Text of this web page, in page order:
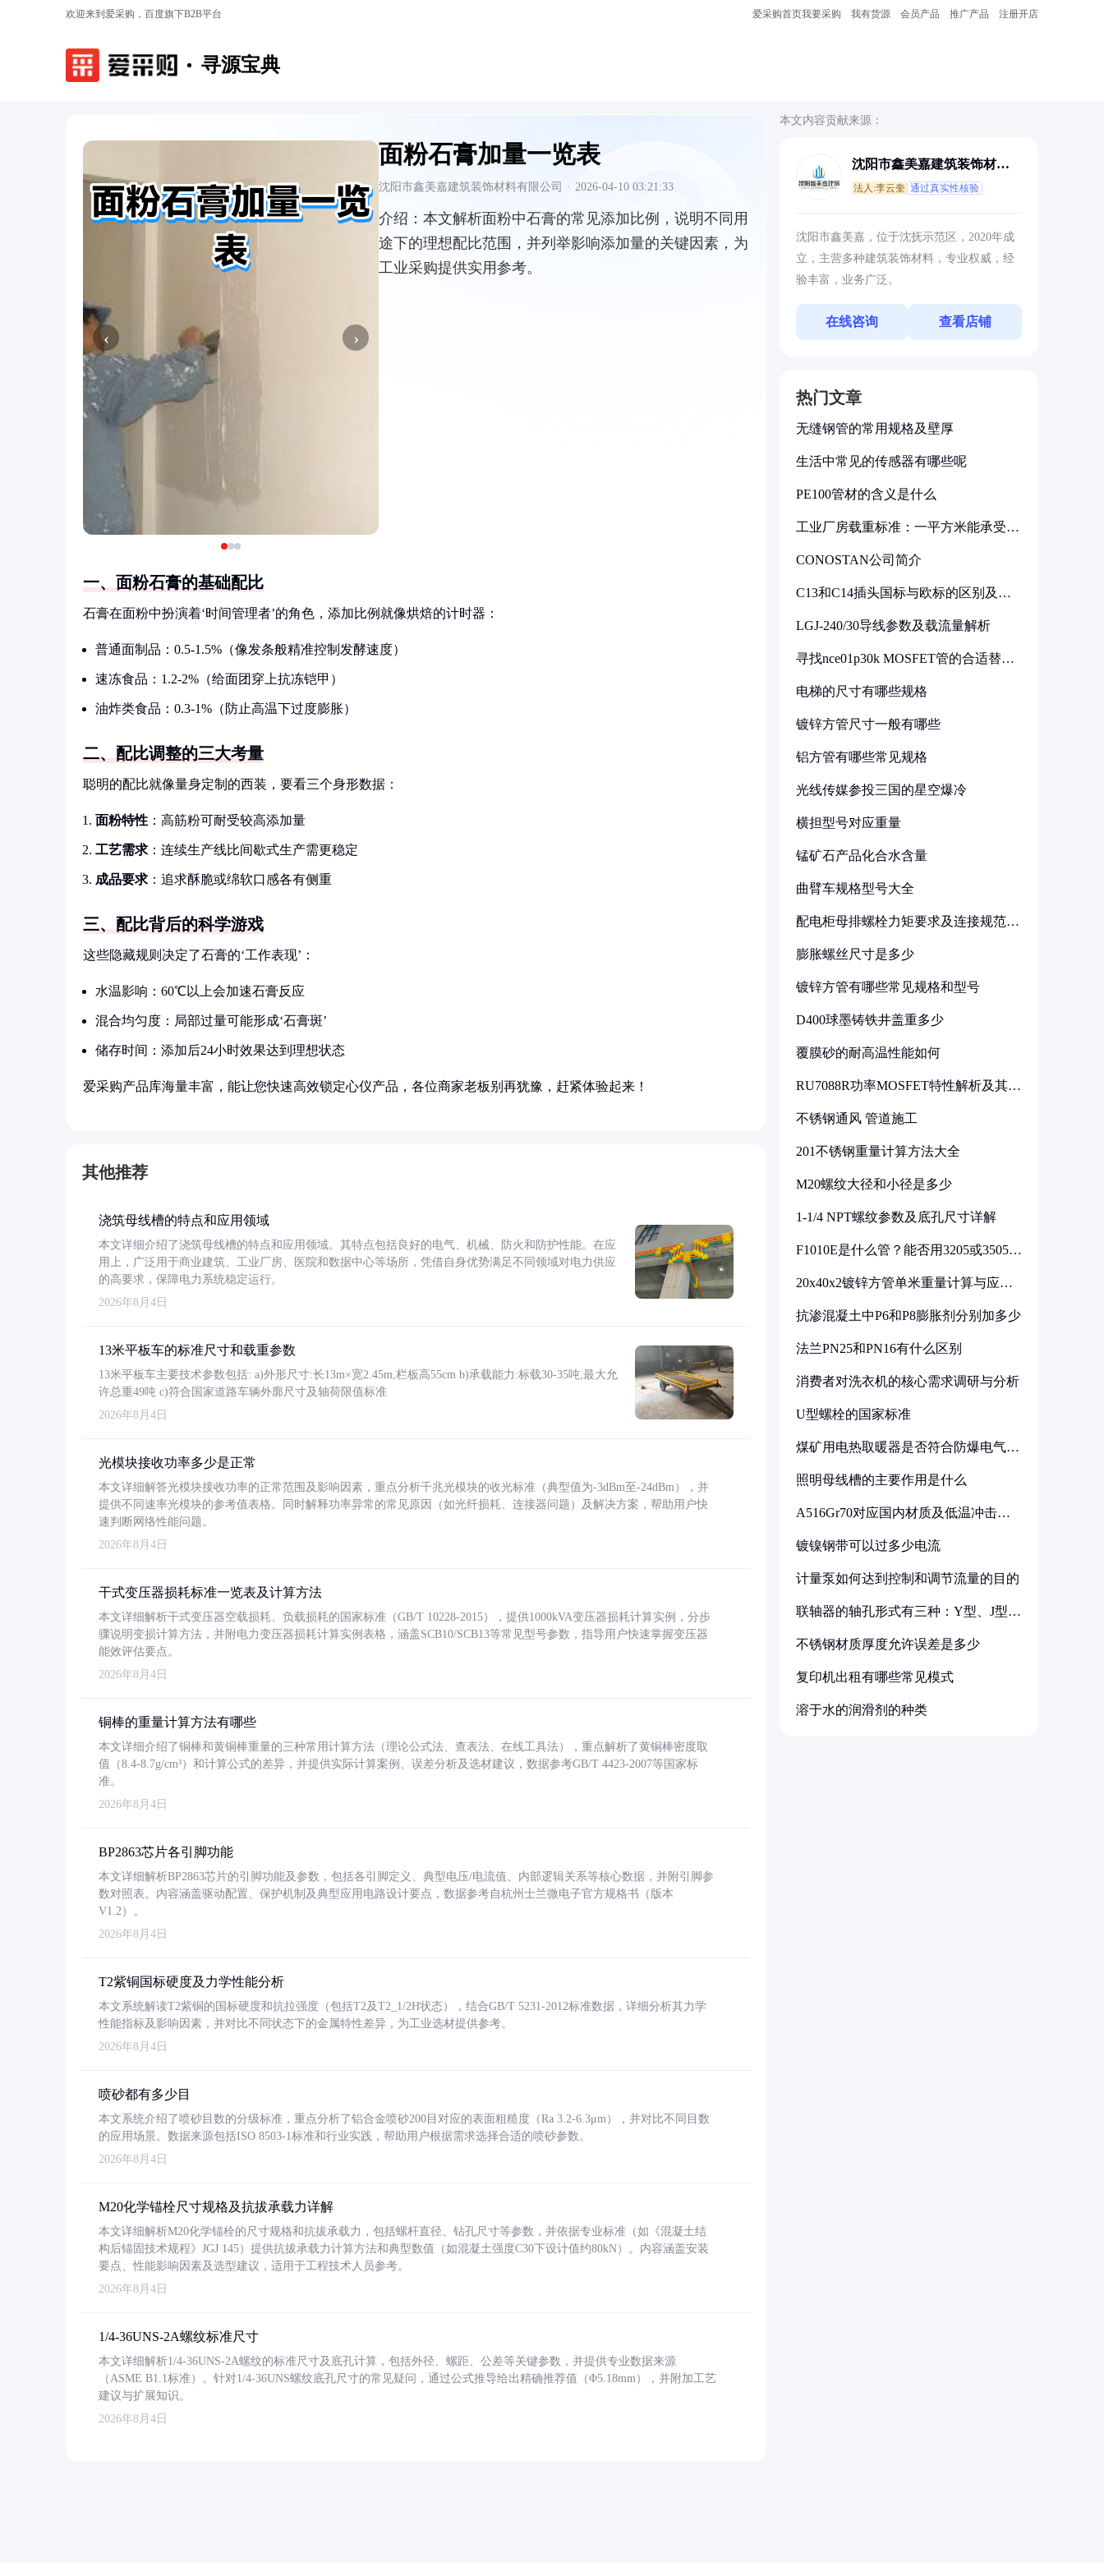
欢迎来到爱采购，百度旗下B2B平台 爱采购首页我要采购 我有货源 会员产品 推广产品 注册开店
寻源宝典
‹ ›
面粉石膏加量一览表
沈阳市鑫美嘉建筑装饰材料有限公司 · 2026-04-10 03:21:33
介绍： 本文解析面粉中石膏的常见添加比例，说明不同用
途下的理想配比范围，并列举影响添加量的关键因素，为
工业采购提供实用参考。
一、面粉石膏的基础配比
石膏在面粉中扮演着‘时间管理者’的角色，添加比例就像烘焙的计时器：
普通面制品：0.5-1.5%（像发条般精准控制发酵速度）
速冻食品：1.2-2%（给面团穿上抗冻铠甲）
油炸类食品：0.3-1%（防止高温下过度膨胀）
二、配比调整的三大考量
聪明的配比就像量身定制的西装，要看三个身形数据：
面粉特性 ：高筋粉可耐受较高添加量
工艺需求 ：连续生产线比间歇式生产需更稳定
成品要求 ：追求酥脆或绵软口感各有侧重
三、配比背后的科学游戏
这些隐藏规则决定了石膏的‘工作表现’：
水温影响：60℃以上会加速石膏反应
混合均匀度：局部过量可能形成‘石膏斑’
储存时间：添加后24小时效果达到理想状态
爱采购产品库海量丰富，能让您快速高效锁定心仪产品，各位商家老板别再犹豫，赶紧体验起来！
其他推荐
浇筑母线槽的特点和应用领域
本文详细介绍了浇筑母线槽的特点和应用领域。其特点包括良好的电气、机械、防火和防护性能。在应
用上，广泛用于商业建筑、工业厂房、医院和数据中心等场所，凭借自身优势满足不同领域对电力供应
的高要求，保障电力系统稳定运行。
2026年8月4日
13米平板车的标准尺寸和载重参数
13米平板车主要技术参数包括: a)外形尺寸:长13m×宽2.45m,栏板高55cm b)承载能力:标载30-35吨,最大允
许总重49吨 c)符合国家道路车辆外廓尺寸及轴荷限值标准
2026年8月4日
光模块接收功率多少是正常
本文详细解答光模块接收功率的正常范围及影响因素，重点分析千兆光模块的收光标准（典型值为-3dBm至-24dBm），并
提供不同速率光模块的参考值表格。同时解释功率异常的常见原因（如光纤损耗、连接器问题）及解决方案，帮助用户快
速判断网络性能问题。
2026年8月4日
干式变压器损耗标准一览表及计算方法
本文详细解析干式变压器空载损耗、负载损耗的国家标准（GB/T 10228-2015），提供1000kVA变压器损耗计算实例，分步
骤说明变损计算方法，并附电力变压器损耗计算实例表格，涵盖SCB10/SCB13等常见型号参数，指导用户快速掌握变压器
能效评估要点。
2026年8月4日
铜棒的重量计算方法有哪些
本文详细介绍了铜棒和黄铜棒重量的三种常用计算方法（理论公式法、查表法、在线工具法），重点解析了黄铜棒密度取
值（8.4-8.7g/cm³）和计算公式的差异，并提供实际计算案例、误差分析及选材建议，数据参考GB/T 4423-2007等国家标
准。
2026年8月4日
BP2863芯片各引脚功能
本文详细解析BP2863芯片的引脚功能及参数，包括各引脚定义、典型电压/电流值、内部逻辑关系等核心数据，并附引脚参
数对照表。内容涵盖驱动配置、保护机制及典型应用电路设计要点，数据参考自杭州士兰微电子官方规格书（版本
V1.2）。
2026年8月4日
T2紫铜国标硬度及力学性能分析
本文系统解读T2紫铜的国标硬度和抗拉强度（包括T2及T2_1/2H状态），结合GB/T 5231-2012标准数据，详细分析其力学
性能指标及影响因素，并对比不同状态下的金属特性差异，为工业选材提供参考。
2026年8月4日
喷砂都有多少目
本文系统介绍了喷砂目数的分级标准，重点分析了铝合金喷砂200目对应的表面粗糙度（Ra 3.2-6.3μm），并对比不同目数
的应用场景。数据来源包括ISO 8503-1标准和行业实践，帮助用户根据需求选择合适的喷砂参数。
2026年8月4日
M20化学锚栓尺寸规格及抗拔承载力详解
本文详细解析M20化学锚栓的尺寸规格和抗拔承载力，包括螺杆直径、钻孔尺寸等参数，并依据专业标准（如《混凝土结
构后锚固技术规程》JGJ 145）提供抗拔承载力计算方法和典型数值（如混凝土强度C30下设计值约80kN）。内容涵盖安装
要点、性能影响因素及选型建议，适用于工程技术人员参考。
2026年8月4日
1/4-36UNS-2A螺纹标准尺寸
本文详细解析1/4-36UNS-2A螺纹的标准尺寸及底孔计算，包括外径、螺距、公差等关键参数，并提供专业数据来源
（ASME B1.1标准）。针对1/4-36UNS螺纹底孔尺寸的常见疑问，通过公式推导给出精确推荐值（Φ5.18mm），并附加工艺
建议与扩展知识。
2026年8月4日
本文内容贡献来源：
沈阳市鑫美嘉建筑装饰材料
法人:李云奎 通过真实性核验
沈阳市鑫美嘉，位于沈抚示范区，2020年成
立，主营多种建筑装饰材料，专业权威，经
验丰富，业务广泛。
在线咨询 查看店铺
热门文章
无缝钢管的常用规格及壁厚
生活中常见的传感器有哪些呢
PE100管材的含义是什么
工业厂房载重标准：一平方米能承受多
CONOSTAN公司简介
C13和C14插头国标与欧标的区别及其
LGJ-240/30导线参数及载流量解析
寻找nce01p30k MOSFET管的合适替代
电梯的尺寸有哪些规格
镀锌方管尺寸一般有哪些
铝方管有哪些常见规格
光线传媒参投三国的星空爆冷
横担型号对应重量
锰矿石产品化合水含量
曲臂车规格型号大全
配电柜母排螺栓力矩要求及连接规范详
膨胀螺丝尺寸是多少
镀锌方管有哪些常见规格和型号
D400球墨铸铁井盖重多少
覆膜砂的耐高温性能如何
RU7088R功率MOSFET特性解析及其在
不锈钢通风 管道施工
201不锈钢重量计算方法大全
M20螺纹大径和小径是多少
1-1/4 NPT螺纹参数及底孔尺寸详解
F1010E是什么管？能否用3205或3505代
20x40x2镀锌方管单米重量计算与应用
抗渗混凝土中P6和P8膨胀剂分别加多少
法兰PN25和PN16有什么区别
消费者对洗衣机的核心需求调研与分析
U型螺栓的国家标准
煤矿用电热取暖器是否符合防爆电气设
照明母线槽的主要作用是什么
A516Gr70对应国内材质及低温冲击要
镀镍钢带可以过多少电流
计量泵如何达到控制和调节流量的目的
联轴器的轴孔形式有三种：Y型、J型、
不锈钢材质厚度允许误差是多少
复印机出租有哪些常见模式
溶于水的润滑剂的种类